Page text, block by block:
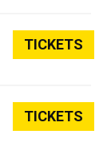
TICKETS
TICKETS